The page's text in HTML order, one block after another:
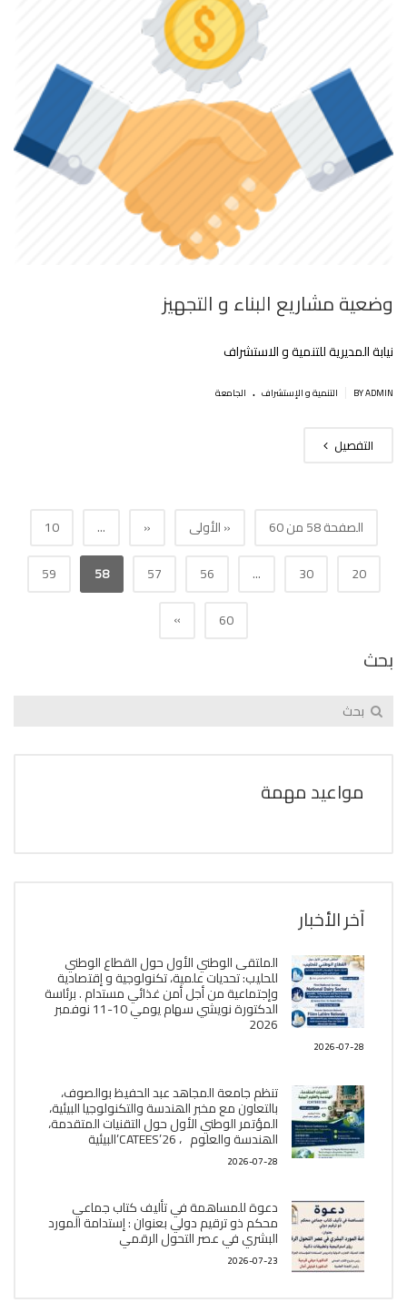
وضعية مشاريع البناء و التجهيز
نيابة المديرية للتنمية و الاستشراف
BY ADMIN التنمية و اﻹستشراف . الجامعة
التفصيل
الصفحة 58 من 60 « الأولى «
...
10
20
30
...
56
57
58
59
60
»
بحث
مواعيد مهمة
آخر الأخبار
الملتقى الوطني الأول حول القطاع الوطني
للحليب: تحديات علمية، تكنولوجية و إقتصادية
وإجتماعية من أجل أمن غذائي مستدام . برئاسة
الدكتورة نويشي سهام يومي 10-11 نوفمبر
2026
2026-07-28
تنظم جامعة المجاهد عبد الحفيظ بوالصوف،
بالتعاون مع مخبر الھندسة والتكنولوجيا البیئیة،
المؤتمر الوطني الأول حول التقنيات المتقدمة،
الھندسة والعلوم ، CATEES’26’البیئية
2026-07-28
دعوة للمساهمة في تأليف كتاب جماعي
محكم ذو ترقيم دولي بعنوان : إستدامة المورد
البشري في عصر التحول الرقمي
2026-07-23